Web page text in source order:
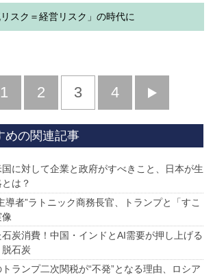
スク＝経営リスク」の時代に
前
1 2 3 4
へ
めの関連記事
に対して企業と政府がすべきこと、日本が生
は？
導者”ラトニック商務長官、トランプと「すこ
炭消費！中国・インドとAI需要が押し上げる
脱石炭
ランプ二次関税が“不発”となる理由、ロシア